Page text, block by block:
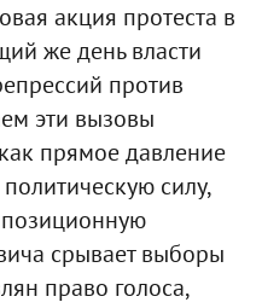
акция протеста в
же день власти
против
эти вызовы
прямое давление
силу,
срывает выборы
право голоса,